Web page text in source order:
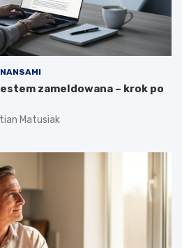
zameldowana – krok po
Matusiak